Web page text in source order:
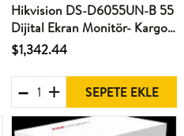
Hikvision DS-D6055UN-B 55
Dijital Ekran Monitör- Kargo
Ücreti Alıcıya Ait
$1,342.44
SEPETE EKLE